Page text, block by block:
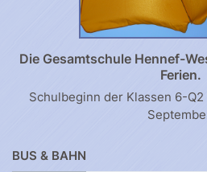
Die Gesamtschule Hennef-
Ferien.
Schulbeginn der Klassen 6-
BUS & BAHN